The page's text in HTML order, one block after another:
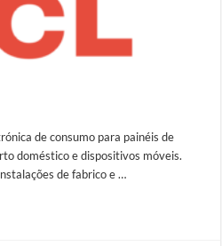
de consumo para painéis de
doméstico e dispositivos móveis.
de fabrico e …